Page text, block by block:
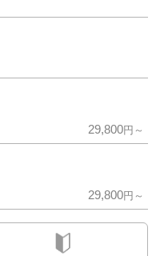
29,800円～
29,800円～